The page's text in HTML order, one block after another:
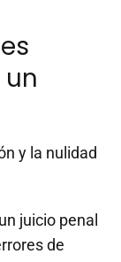
y la nulidad
juicio penal
de